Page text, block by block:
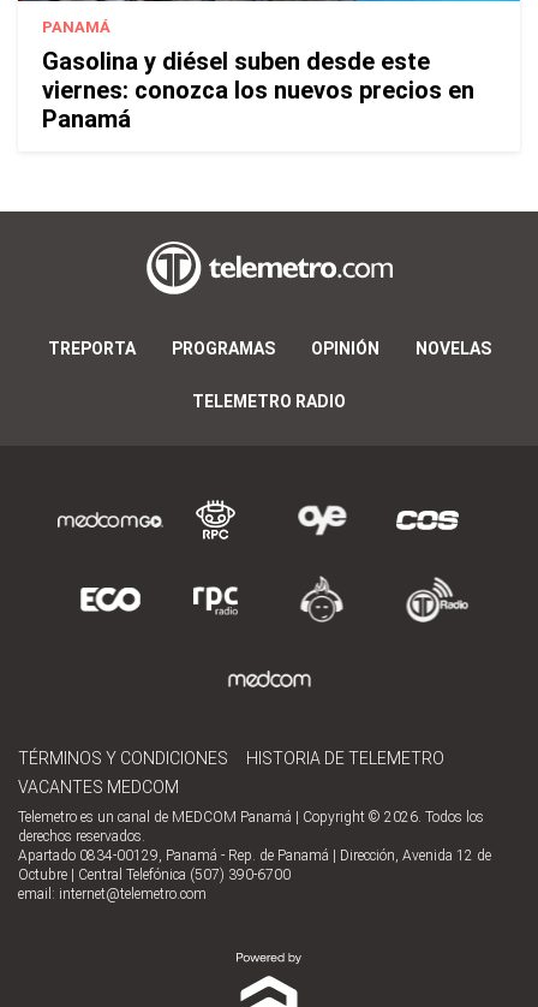
PANAMÁ
Gasolina y diésel suben desde este
viernes: conozca los nuevos precios en
Panamá
TREPORTA PROGRAMAS OPINIÓN NOVELAS
TELEMETRO RADIO
TÉRMINOS Y CONDICIONES
HISTORIA DE TELEMETRO
VACANTES MEDCOM
Telemetro es un canal de MEDCOM Panamá | Copyright © 2026. Todos los
derechos reservados.
Apartado 0834-00129, Panamá - Rep. de Panamá | Dirección, Avenida 12 de
Octubre | Central Telefónica (507) 390-6700
email: internet@telemetro.com